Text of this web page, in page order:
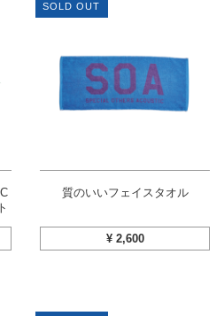
SOLD OUT
質のいいフェイスタオル
¥ 2,600